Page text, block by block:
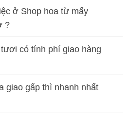
ở Shop hoa từ mấy
?
có tính phí giao hàng
giao gấp thì nhanh nhất